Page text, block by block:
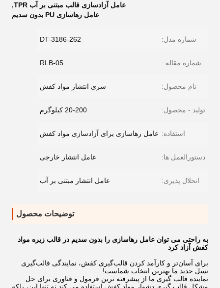
عامل آزادسازی قالب مبتنی بر آب TPR
,
عامل رهاسازی PU بدون سدیم
شماره مدل: DT-3186-262
شماره مقاله:: RLB-05
نام محصول: سری انتشار مواد کفش
تولید - محصول: 20-200 کیلوگرم
استفاده: عامل رهاسازی برای آزادسازی مواد کفش
دستورالعمل ها: عامل انتشار خارجی
انحلال پذیری: عامل انتشار مبتنی بر آب
توضیحات محصول
به راحتی می توان عامل رهاسازی را بدون سدیم در قالب زیره مواد
کفش آزاد کرد
برای آسان‌تر و کارآمد کردن قالب‌گیری کفش، نمایندگی قالب‌گیری
نسل جدید ما بهترین انتخاب شماست!
نماینده قالب گیری ما از پیشرفته ترین فرمول و فناوری برای حل